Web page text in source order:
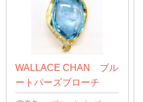
WALLACE CHAN ブル
ートパーズブローチ